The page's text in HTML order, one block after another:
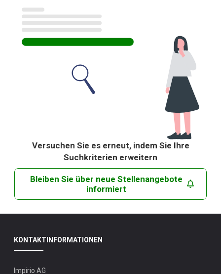
Ergebnisse
Versuchen Sie es erneut, indem Sie Ihre
Suchkriterien erweitern
Bleiben Sie über neue Stellenangebote
informiert
KONTAKTINFORMATIONEN
Impirio AG